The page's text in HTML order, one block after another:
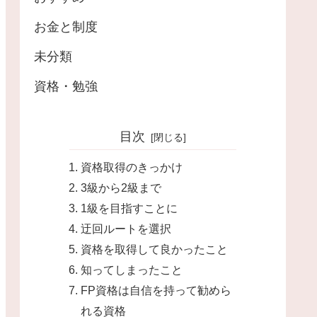
お金と制度
未分類
資格・勉強
目次
資格取得のきっかけ
3級から2級まで
1級を目指すことに
迂回ルートを選択
資格を取得して良かったこと
知ってしまったこと
FP資格は自信を持って勧めら
れる資格